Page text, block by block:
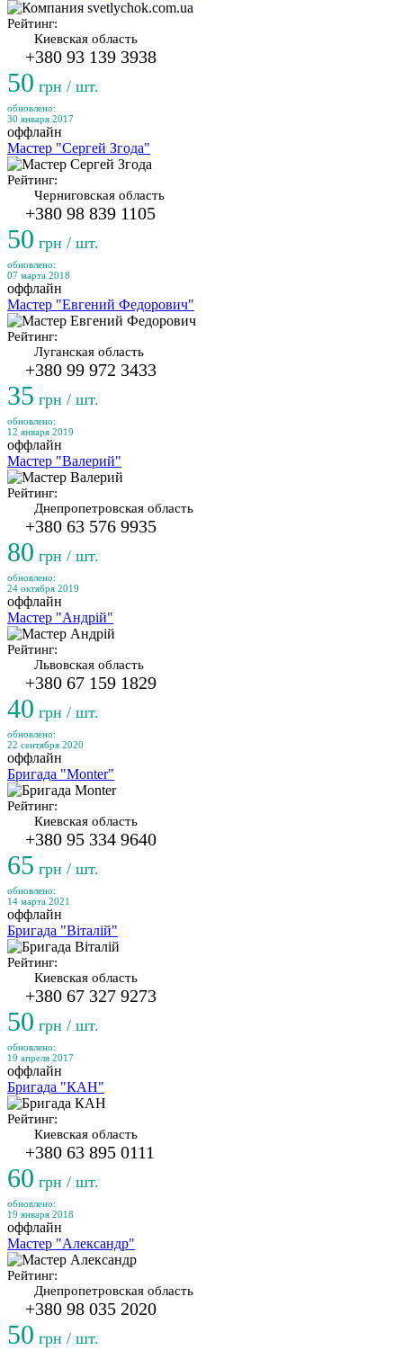
Рейтинг:
Киевская область
+380 93 139 3938
50 грн / шт.
обновлено:
30 января 2017
оффлайн
Мастер "Сергей Згода"
Рейтинг:
Черниговская область
+380 98 839 1105
50 грн / шт.
обновлено:
07 марта 2018
оффлайн
Мастер "Евгений Федорович"
Рейтинг:
Луганская область
+380 99 972 3433
35 грн / шт.
обновлено:
12 января 2019
оффлайн
Мастер "Валерий"
Рейтинг:
Днепропетровская область
+380 63 576 9935
80 грн / шт.
обновлено:
24 октября 2019
оффлайн
Мастер "Андрій"
Рейтинг:
Львовская область
+380 67 159 1829
40 грн / шт.
обновлено:
22 сентября 2020
оффлайн
Бригада "Monter"
Рейтинг:
Киевская область
+380 95 334 9640
65 грн / шт.
обновлено:
14 марта 2021
оффлайн
Бригада "Віталій"
Рейтинг:
Киевская область
+380 67 327 9273
50 грн / шт.
обновлено:
19 апреля 2017
оффлайн
Бригада "КАН"
Рейтинг:
Киевская область
+380 63 895 0111
60 грн / шт.
обновлено:
19 января 2018
оффлайн
Мастер "Александр"
Рейтинг:
Днепропетровская область
+380 98 035 2020
50 грн / шт.